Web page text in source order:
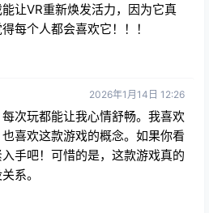
每个人都会喜欢它！！！
次玩都能让我心情舒畅。我喜欢
喜欢这款游戏的概念。如果你看
手吧！可惜的是，这款游戏真的
系。